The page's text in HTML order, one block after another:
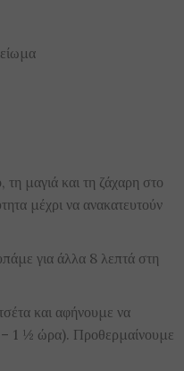
μαγιά και τη ζάχαρη στο
μέχρι να ανακατευτούν
για άλλα 8 λεπτά στη
και αφήνουμε να
– 1 ½ ώρα). Προθερμαίνουμε